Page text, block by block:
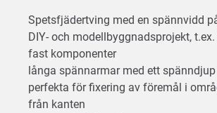
Spetsfjädertving med en spännvidd
DIY- och modellbyggnadsprojekt,
fast komponenter
långa spännarmar med ett
perfekta för fixering av föremål i
från kanten